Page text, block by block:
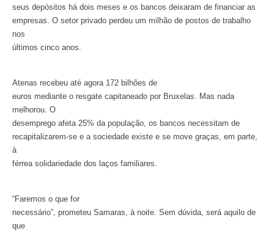
seus depósitos há dois meses e os bancos deixaram de financiar as
empresas. O setor privado perdeu um milhão de postos de trabalho
nos
últimos cinco anos.
Atenas recebeu até agora 172 bilhões de
euros mediante o resgate capitaneado por Bruxelas. Mas nada
melhorou. O
desemprego afeta 25% da população, os bancos necessitam de
recapitalizarem-se e a sociedade existe e se move graças, em parte,
à
férrea solidariedade dos laços familiares.
“Faremos o que for
necessário”, prometeu Samaras, à noite. Sem dúvida, será aquilo de
que